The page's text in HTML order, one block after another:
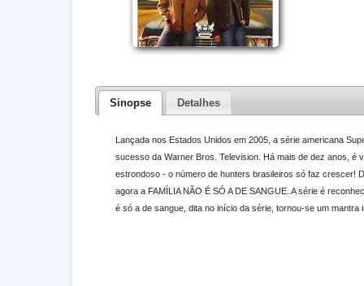
Sinopse Detalhes
Lançada nos Estados Unidos em 2005, a série americana
sucesso da Warner Bros. Television. Há mais de dez anos, é
estrondoso - o número de hunters brasileiros só faz crescer!
agora a FAMÍLIA NÃO É SÓ A DE SANGUE. A série é
é só a de sangue, dita no início da série, tornou-se um